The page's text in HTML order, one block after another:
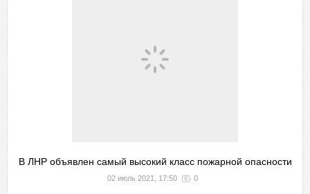
В ЛНР объявлен самый высокий класс пожарной опасности
02 июль 2021, 17:50 0